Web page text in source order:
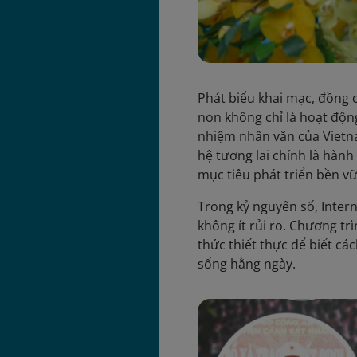
Phát biểu khai mạc, đồng
non không chỉ là hoạt
nhiệm nhân văn của
hệ tương lai chính là hành
mục tiêu phát triển bền
Trong kỷ nguyên số,
không ít rủi ro. Chương
thức thiết thực để biết
sống hằng ngày.